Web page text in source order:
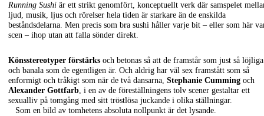
Running Sushi är ett strikt genomfört, konceptuellt verk där samspelet
ljud, musik, ljus och rörelser hela tiden är starkare än de enskilda
beståndsdelarna. Men precis som bra sushi håller varje bit – eller som här
scen – ihop utan att falla sönder direkt.
Könsstereotyper förstärks och betonas så att de framstår som just så löjliga
och banala som de egentligen är. Och aldrig har väl sex framstått som så
enformigt och tråkigt som när de två dansarna, Stephanie Cumming och
Alexander Gottfarb, i en av de föreställningens tolv scener gestaltar ett
sexualliv på tomgång med sitt tröstlösa juckande i olika ställningar.
Som en bild av tomhetens absoluta nollpunkt är det lysande.